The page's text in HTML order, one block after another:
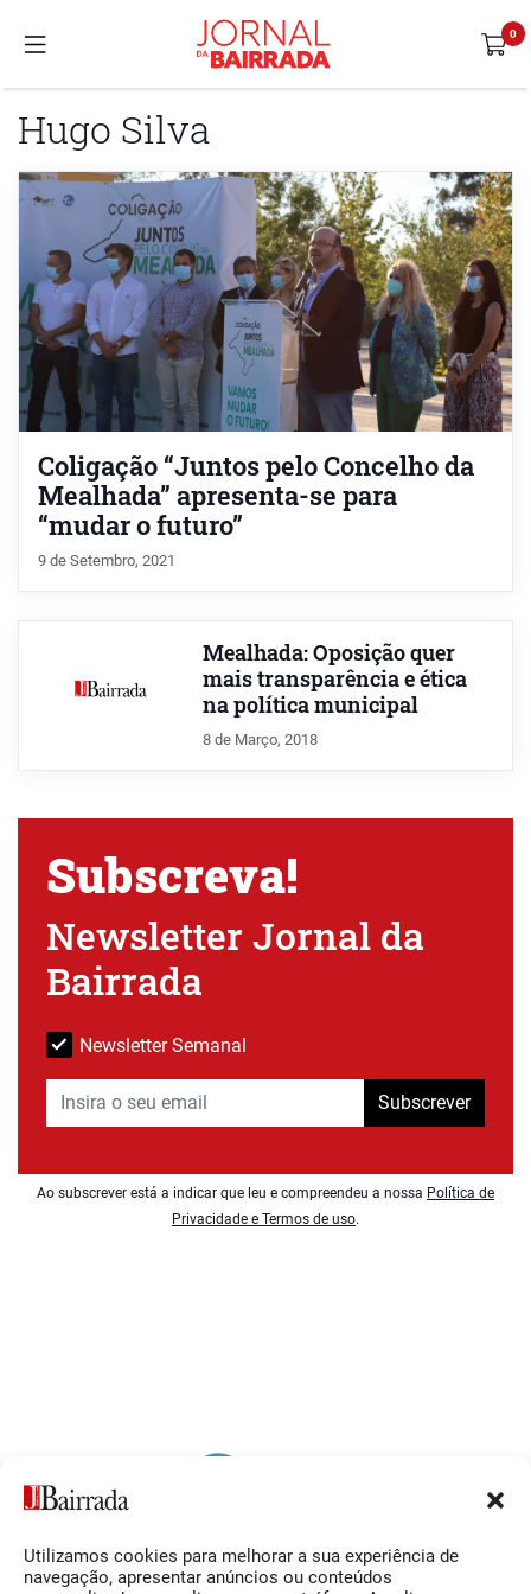
Utilizamos cookies para melhorar a sua experiência de
navegação, apresentar anúncios ou conteúdos
Hugo Silva
Coligação “Juntos pelo Concelho da
Mealhada” apresenta-se para
“mudar o futuro”
9 de Setembro, 2021
Mealhada: Oposição quer
mais transparência e ética
na política municipal
8 de Março, 2018
Subscreva!
Newsletter Jornal da
Bairrada
Newsletter Semanal
Subscrever
Ao subscrever está a indicar que leu e compreendeu a nossa Política de
Privacidade e Termos de uso.
Siga-nos O Jornal da Bairrada